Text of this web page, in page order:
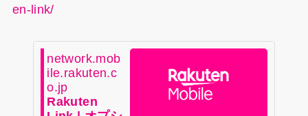
en-link/
network.mob
ile.rakuten.c
o.jp
Rakuten